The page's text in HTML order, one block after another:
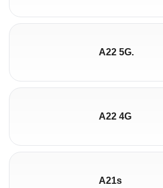
A22 5G.
A22 4G
A21s